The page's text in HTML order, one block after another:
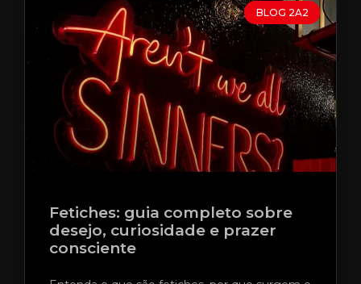
BLOG 2A2
Fetiches: guia completo sobre
desejo, curiosidade e prazer
consciente